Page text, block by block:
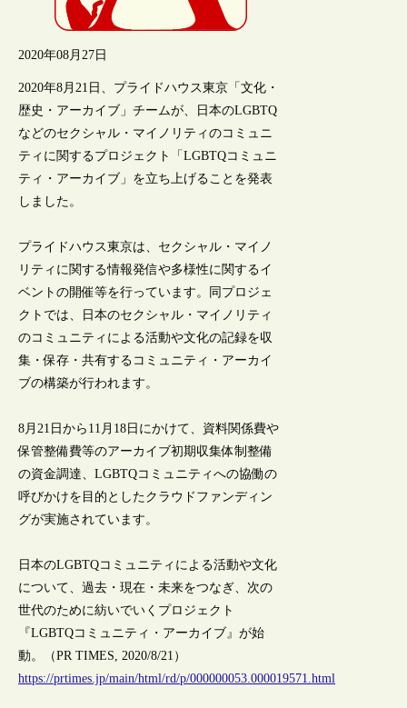
2020年08月27日
2020年8月21日、プライドハウス東京「文化・
歴史・アーカイブ」チームが、日本のLGBTQ
などのセクシャル・マイノリティのコミュニ
ティに関するプロジェクト「LGBTQコミュニ
ティ・アーカイブ」を立ち上げることを発表
しました。
プライドハウス東京は、セクシャル・マイノ
リティに関する情報発信や多様性に関するイ
ベントの開催等を行っています。同プロジェ
クトでは、日本のセクシャル・マイノリティ
のコミュニティによる活動や文化の記録を収
集・保存・共有するコミュニティ・アーカイ
ブの構築が行われます。
8月21日から11月18日にかけて、資料関係費や
保管整備費等のアーカイブ初期収集体制整備
の資金調達、LGBTQコミュニティへの協働の
呼びかけを目的としたクラウドファンディン
グが実施されています。
日本のLGBTQコミュニティによる活動や文化
について、過去・現在・未来をつなぎ、次の
世代のために紡いでいくプロジェクト
『LGBTQコミュニティ・アーカイブ』が始
動。（PR TIMES, 2020/8/21）
https://prtimes.jp/main/html/rd/p/000000053.000019571.html